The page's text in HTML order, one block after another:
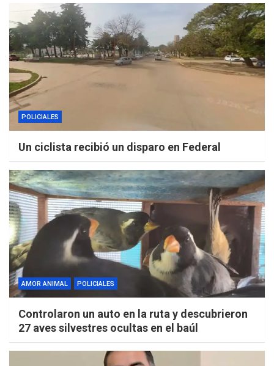
POLICIALES
Un ciclista recibió un disparo en Federal
AMOR ANIMAL POLICIALES
Controlaron un auto en la ruta y descubrieron
27 aves silvestres ocultas en el baúl